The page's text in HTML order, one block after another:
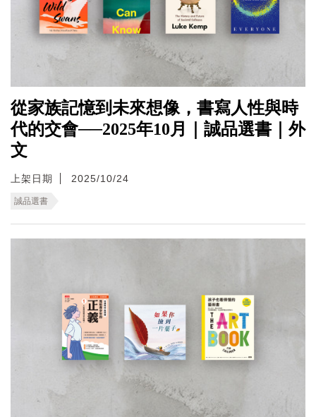
從家族記憶到未來想像，書寫人性與時
代的交會──2025年10月｜誠品選書｜外
文
上架日期 2025/10/24
誠品選書